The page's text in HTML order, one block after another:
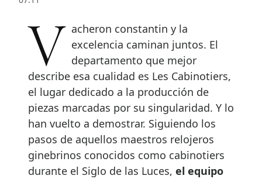
Vacheron constantin y la
excelencia caminan juntos. El
departamento que mejor
describe esa cualidad es Les Cabinotiers,
el lugar dedicado a la producción de
piezas marcadas por su singularidad. Y lo
han vuelto a demostrar. Siguiendo los
pasos de aquellos maestros relojeros
ginebrinos conocidos como cabinotiers
durante el Siglo de las Luces, el equipo